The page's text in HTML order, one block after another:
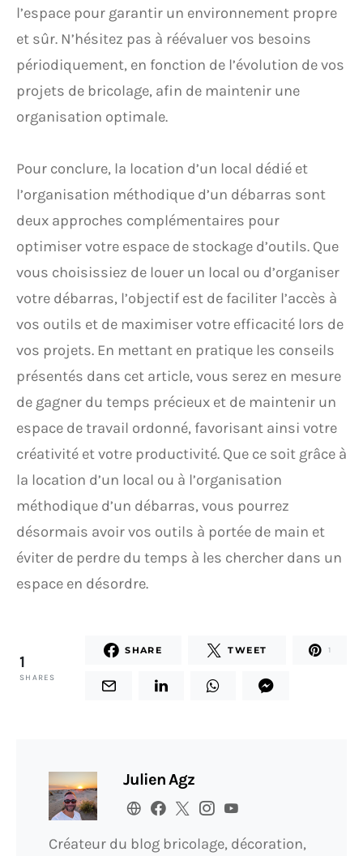
l’espace pour garantir un environnement propre
et sûr. N’hésitez pas à réévaluer vos besoins
périodiquement, en fonction de l’évolution de vos
projets de bricolage, afin de maintenir une
organisation optimale.
Pour conclure, la location d’un local dédié et
l’organisation méthodique d’un débarras sont
deux approches complémentaires pour
optimiser votre espace de stockage d’outils. Que
vous choisissiez de louer un local ou d’organiser
votre débarras, l’objectif est de faciliter l’accès à
vos outils et de maximiser votre efficacité lors de
vos projets. En mettant en pratique les conseils
présentés dans cet article, vous serez en mesure
de gagner du temps précieux et de maintenir un
espace de travail ordonné, favorisant ainsi votre
créativité et votre productivité. Que ce soit grâce à
la location d’un local ou à l’organisation
méthodique d’un débarras, vous pourrez
désormais avoir vos outils à portée de main et
éviter de perdre du temps à les chercher dans un
espace en désordre.
1
SHARES
SHARE TWEET 1
Julien Agz
Créateur du blog bricolage, décoration,